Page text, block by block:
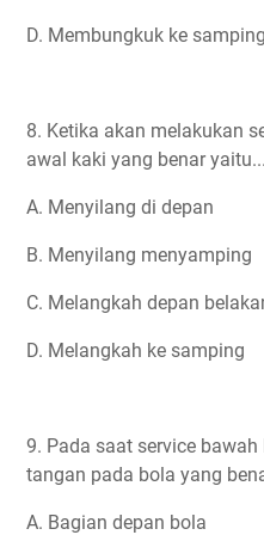
D. Membungkuk ke samping
8. Ketika akan melakukan
awal kaki yang benar
A. Menyilang di depan
B. Menyilang menyamping
C. Melangkah depan
D. Melangkah ke samping
9. Pada saat service
tangan pada bola yang
A. Bagian depan bola